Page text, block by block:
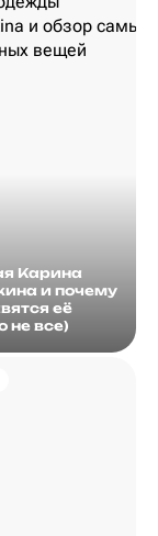
Карина
и почему
её
не все)